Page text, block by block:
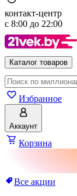
контакт-центр
с 8:00 до 22:00
Каталог товаров
Избранное
Аккаунт
Корзина
Все акции